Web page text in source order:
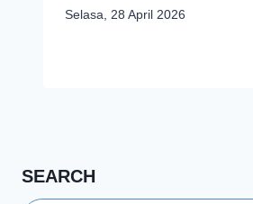
Selasa, 28 April 2026
SEARCH